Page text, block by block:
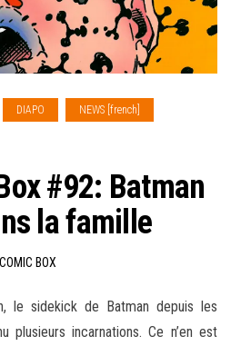
DIAPO NEWS [french]
#92: Batman
la famille
COMIC BOX
le sidekick de Batman depuis les
plusieurs incarnations. Ce n’en est